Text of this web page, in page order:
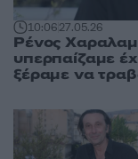
10:0627.05.26
Ρένος
υπερπαίζαμε
ξέραμε να